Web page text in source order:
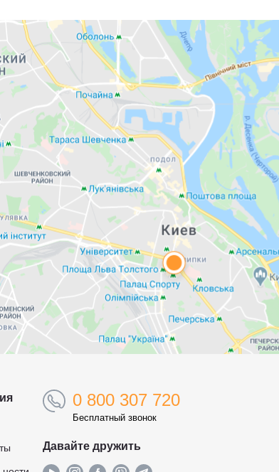
0 800 307 720
Бесплатный звонок
Давайте дружить